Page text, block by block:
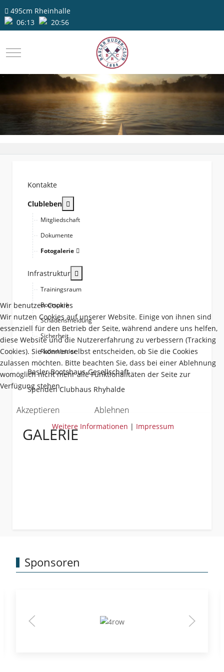
495cm Rheinhalle
06:13
20:56
Mobile Menu Toggle
Kontakte
Clubleben
Mitgliedschaft
Dokumente
Fotogalerie
Infrastruktur
Trainingsraum
Bootspark
Schadensmeldung
Sicherheit
Ruderkleider
Basler Bootshaus-Gesellschaft
Spenden Clubhaus Rhyhalde
GALERIE
Sponsoren
Wir benutzen Cookies
Wir nutzen Cookies auf unserer Website. Einige von ihnen sind
essenziell für den Betrieb der Seite, während andere uns helfen,
diese Website und die Nutzererfahrung zu verbessern (Tracking
Cookies). Sie können selbst entscheiden, ob Sie die Cookies
zulassen möchten. Bitte beachten Sie, dass bei einer Ablehnung
womöglich nicht mehr alle Funktionalitäten der Seite zur
Verfügung stehen.
Akzeptieren Ablehnen
Weitere Informationen | Impressum